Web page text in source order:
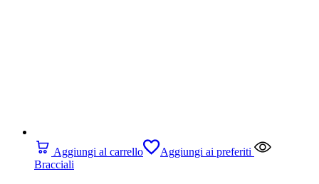
Aggiungi al carrello
Aggiungi ai preferiti
Bracciali